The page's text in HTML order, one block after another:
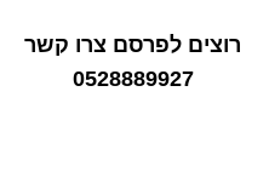
רוצים לפרסם צרו קשר
0528889927